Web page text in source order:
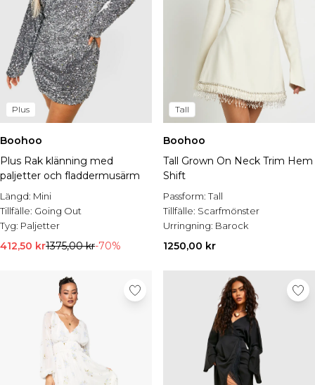
Plus
Boohoo
Plus Rak klänning med
paljetter och fladdermusärm
Längd: Mini
Tillfälle: Going Out
Tyg: Paljetter
412,50 kr1375,00 kr-70%
Tall
Boohoo
Tall Grown On Neck Trim Hem
Shift
Passform:Tall
Tillfälle: Scarfmönster
Urringning: Barock
1250,00 kr